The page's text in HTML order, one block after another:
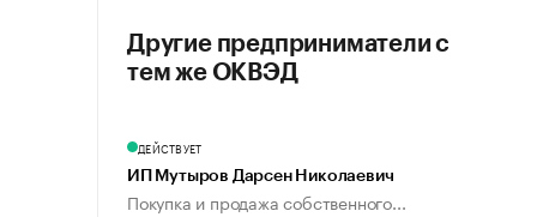
Другие предприниматели с
тем же ОКВЭД
ДЕЙСТВУЕТ
ИП Мутыров Дарсен Николаевич
Покупка и продажа собственного...